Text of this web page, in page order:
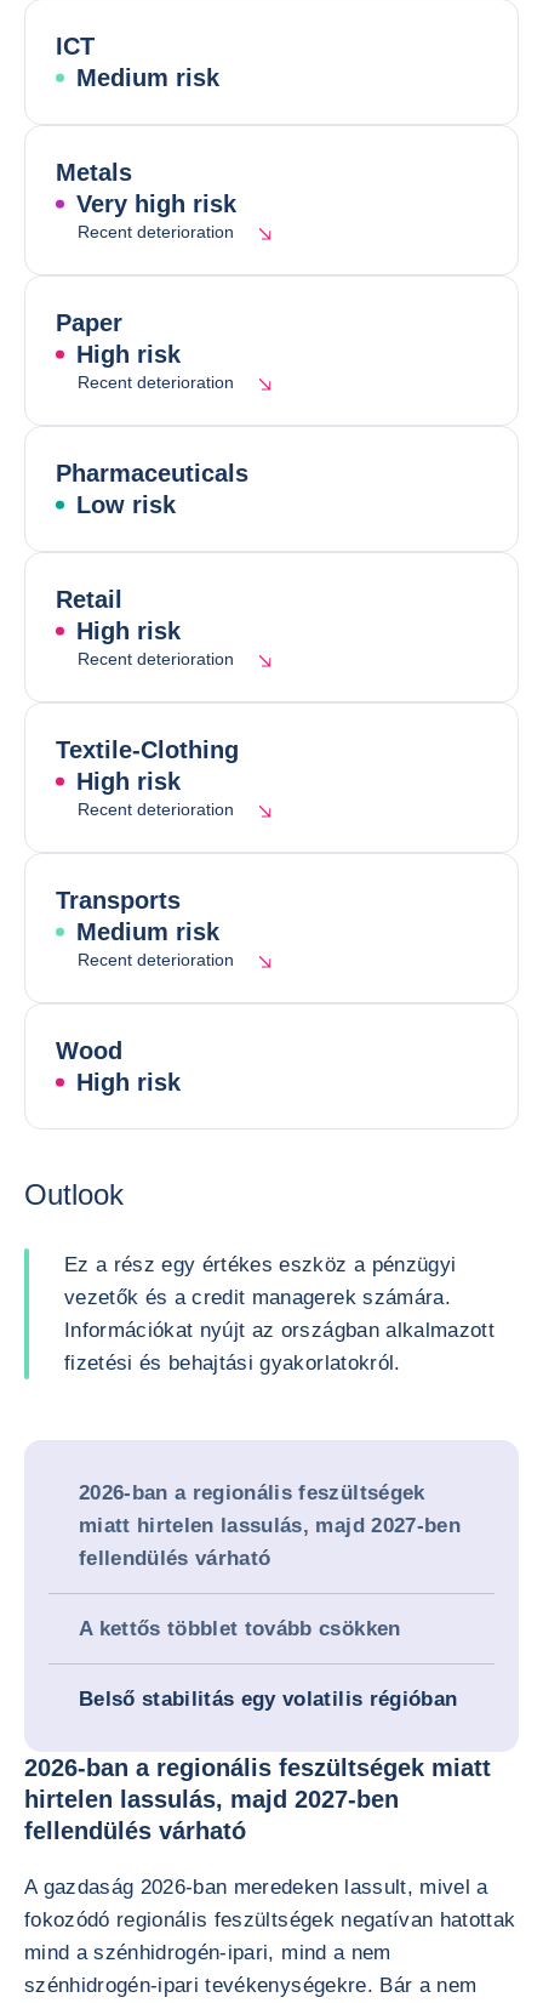
ICT
Medium risk
Metals
Very high risk
Recent deterioration
Paper
High risk
Recent deterioration
Pharmaceuticals
Low risk
Retail
High risk
Recent deterioration
Textile-Clothing
High risk
Recent deterioration
Transports
Medium risk
Recent deterioration
Wood
High risk
Outlook
Ez a rész egy értékes eszköz a pénzügyi
vezetők és a credit managerek számára.
Információkat nyújt az országban alkalmazott
fizetési és behajtási gyakorlatokról.
2026-ban a regionális feszültségek
miatt hirtelen lassulás, majd 2027-ben
fellendülés várható
A kettős többlet tovább csökken
Belső stabilitás egy volatilis régióban
2026-ban a regionális feszültségek miatt
hirtelen lassulás, majd 2027-ben
fellendülés várható
A gazdaság 2026-ban meredeken lassult, mivel a
fokozódó regionális feszültségek negatívan hatottak
mind a szénhidrogén-ipari, mind a nem
szénhidrogén-ipari tevékenységekre. Bár a nem